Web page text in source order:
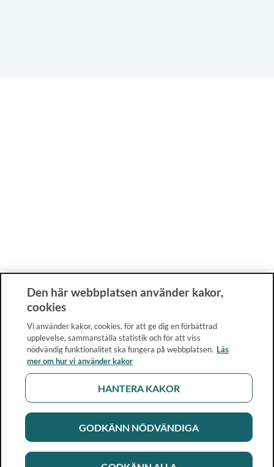
Den här webbplatsen använder kakor,
cookies
Vi använder kakor, cookies, för att ge dig en förbättrad
upplevelse, sammanställa statistik och för att viss
nödvändig funktionalitet ska fungera på webbplatsen. Läs
mer om hur vi använder kakor
HANTERA KAKOR
GODKÄNN NÖDVÄNDIGA